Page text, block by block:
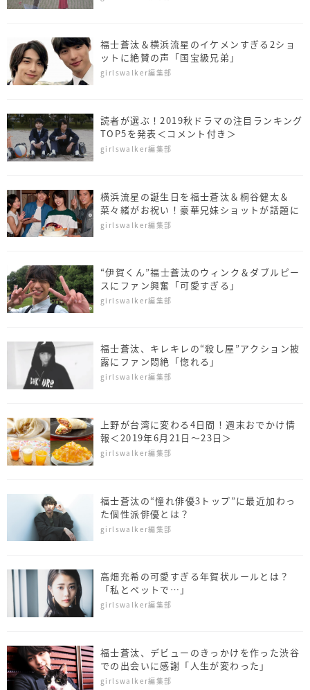
福士蒼汰＆横浜流星のイケメンすぎる2ショ
ットに絶賛の声「国宝級兄弟」
girlswalker編集部
読者が選ぶ！2019秋ドラマの注目ランキング
TOP5を発表＜コメント付き＞
girlswalker編集部
横浜流星の誕生日を福士蒼汰＆桐谷健太＆
菜々緒がお祝い！豪華兄妹ショットが話題に
girlswalker編集部
“伊賀くん”福士蒼汰のウィンク＆ダブルピー
スにファン興奮「可愛すぎる」
girlswalker編集部
福士蒼汰、キレキレの“殺し屋”アクション披
露にファン悶絶「惚れる」
girlswalker編集部
上野が台湾に変わる4日間！週末おでかけ情
報＜2019年6月21日～23日＞
girlswalker編集部
福士蒼汰の“憧れ俳優3トップ”に最近加わっ
た個性派俳優とは？
girlswalker編集部
高畑充希の可愛すぎる年賀状ルールとは？
「私とペットで…」
girlswalker編集部
福士蒼汰、デビューのきっかけを作った渋谷
での出会いに感謝「人生が変わった」
girlswalker編集部